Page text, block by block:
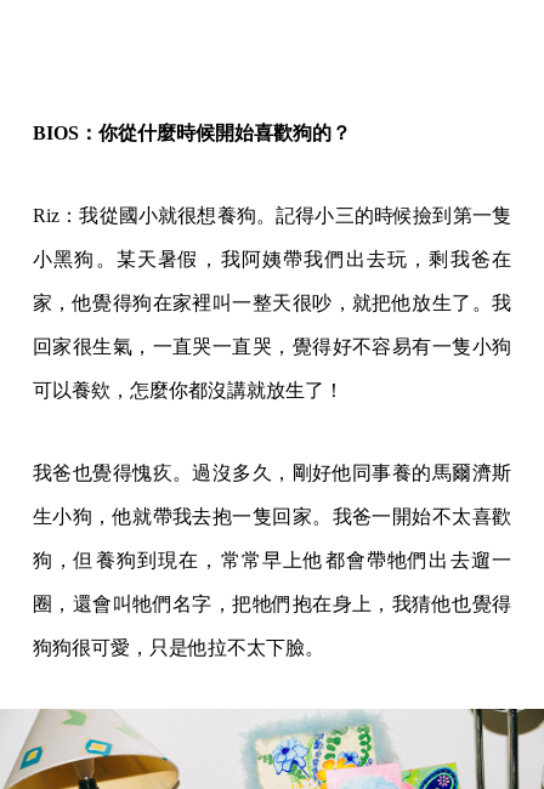
BIOS：你從什麼時候開始喜歡狗的？
Riz：我從國小就很想養狗。記得小三的時候撿到第一隻
小黑狗。某天暑假，我阿姨帶我們出去玩，剩我爸在
家，他覺得狗在家裡叫一整天很吵，就把他放生了。我
回家很生氣，一直哭一直哭，覺得好不容易有一隻小狗
可以養欸，怎麼你都沒講就放生了！
我爸也覺得愧疚。過沒多久，剛好他同事養的馬爾濟斯
生小狗，他就帶我去抱一隻回家。我爸一開始不太喜歡
狗，但養狗到現在，常常早上他都會帶牠們出去遛一
圈，還會叫牠們名字，把牠們抱在身上，我猜他也覺得
狗狗很可愛，只是他拉不太下臉。